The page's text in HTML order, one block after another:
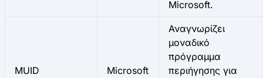
Microsoft.
MUID Microsoft
Αναγνωρίζει
μοναδικό
πρόγραμμα
περιήγησης για